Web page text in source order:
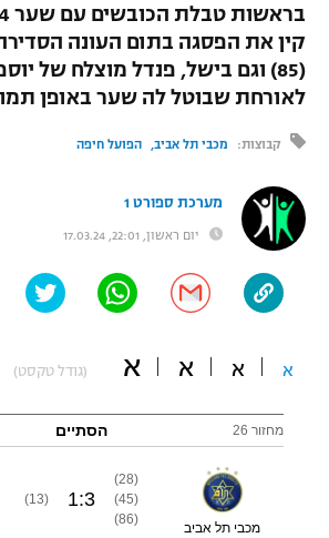
ברחבה
"מעל הליגה" – פודקאסט
"מחצית בשכונה" – פודקאסט
משתתפים וזוכים בפרסים
תקנון משתתפים וזוכים בפרסיםטניס
גיימינג E-Sports
תנאי שימוש
הפועל באר שבע
מכבי נתניה
בני יהודה
ליגה ברזילאית
ליגות נוספות
אגרוף
ספורט אולימפי
אופניים
ספורט מוטורי
בייסבול MLB
ספורט אתגרי ואקסטרים
קין את הפסגה בתום העונה
לאורחת שבוטל לה שער באופן
קבוצות: מכבי תל אביב הפועל חיפה
מערכת ספורט 1
יום ראשון, 22:01, 17.03.24
א א א א (גודל טקסט)
מחזור 26 הסתיים
מכבי תל אביב
(28)
(45)
(86)
3
:
1
(13)